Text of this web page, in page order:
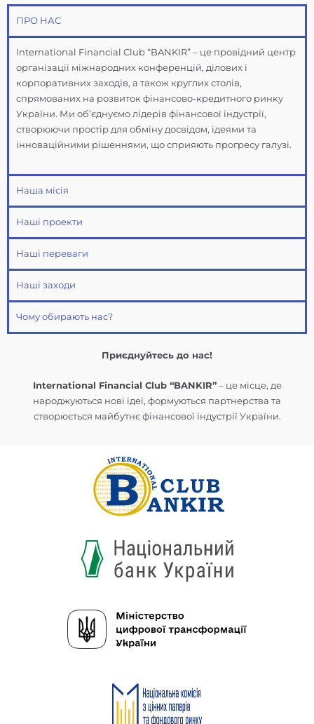
ПРО НАС
International Financial Club “BANKIR” – це провідний центр
організації міжнародних конференцій, ділових і
корпоративних заходів, а також круглих столів,
спрямованих на розвиток фінансово-кредитного ринку
України. Ми об’єднуємо лідерів фінансової індустрії,
створюючи простір для обміну досвідом, ідеями та
інноваційними рішеннями, що сприяють прогресу галузі.
Наша місія
Наші проекти
Наші переваги
Наші заходи
Чому обирають нас?
Приєднуйтесь до нас!
International Financial Club “BANKIR”– це місце, де
народжуються нові ідеї, формуються партнерства та
створюється майбутнє фінансової індустрії України.